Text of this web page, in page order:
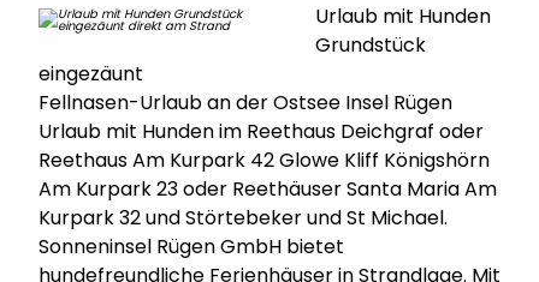
Urlaub mit Hunden
Grundstück
eingezäunt
Fellnasen-Urlaub an der Ostsee Insel Rügen
Urlaub mit Hunden im Reethaus Deichgraf oder
Reethaus Am Kurpark 42 Glowe Kliff Königshörn
Am Kurpark 23 oder Reethäuser Santa Maria Am
Kurpark 32 und Störtebeker und St Michael.
Sonneninsel Rügen GmbH bietet
hundefreundliche Ferienhäuser in Strandlage. Mit